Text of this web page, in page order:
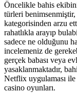
Öncelikle bahis
türleri
kategorisinden arzu
rahatlıkla arayıp
sadece ne olduğunu
incelemeniz de
gerçek babası veya
yasaklanmaktadır,
Netflix uygulaması
casino oyunları.